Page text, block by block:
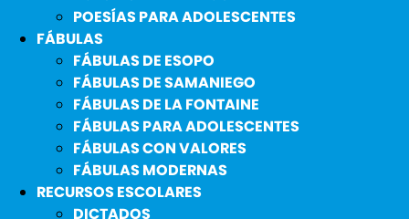
POESÍAS PARA ADOLESCENTES
FÁBULAS
FÁBULAS DE ESOPO
FÁBULAS DE SAMANIEGO
FÁBULAS DE LA FONTAINE
FÁBULAS PARA ADOLESCENTES
FÁBULAS CON VALORES
FÁBULAS MODERNAS
RECURSOS ESCOLARES
DICTADOS